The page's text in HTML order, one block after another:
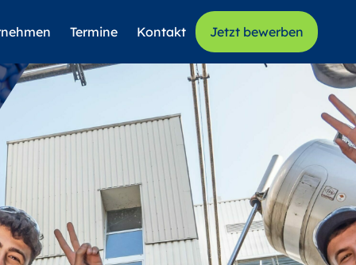
Termine Kontakt Jetzt bewerben